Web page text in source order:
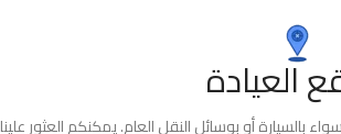
العيادة
بالسيارة أو بوسائل النقل العام. يمكنكم العثور علينا